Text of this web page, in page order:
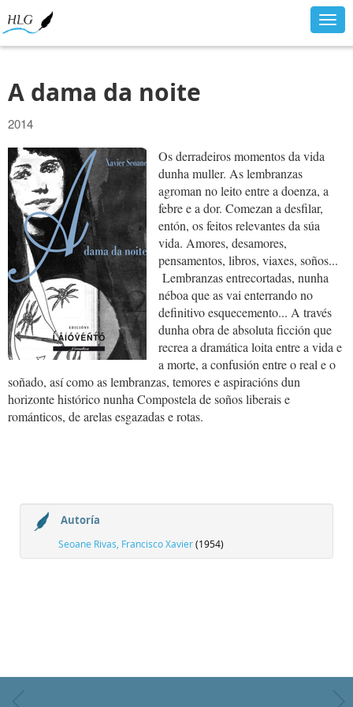
A dama da noite
2014
Os derradeiros momentos da vida
dunha muller. As lembranzas
agroman no leito entre a doenza, a
febre e a dor. Comezan a desfilar,
entón, os feitos relevantes da súa
vida. Amores, desamores,
pensamentos, libros, viaxes, soños...
Lembranzas entrecortadas, nunha
néboa que as vai enterrando no
definitivo esquecemento... A través
dunha obra de absoluta ficción que
recrea a dramática loita entre a vida e
a morte, a confusión entre o real e o
soñado, así como as lembranzas, temores e aspiracións dun
horizonte histórico nunha Compostela de soños liberais e
románticos, de arelas esgazadas e rotas.
Autoría
Seoane Rivas, Francisco Xavier(1954)